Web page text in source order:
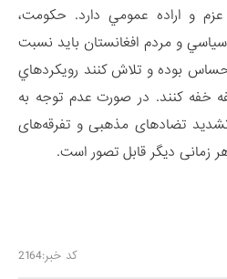
عزم و اراده عمومي دارد. حکومت،
و مردم افغانستان بايد نسبت
حساس بوده و تلاش کنند رويکردهاي
خفه کنند. در صورت عدم توجه به
تضادهای مذهبی و تفرقه‌های
زمانی دیگر قابل تصور است.
کد خبر:2164